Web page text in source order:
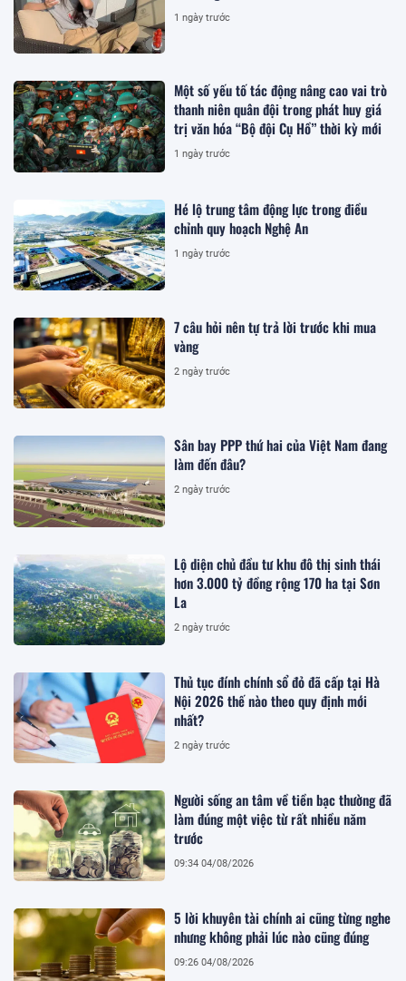
1 ngày trước
Một số yếu tố tác động nâng cao vai trò
thanh niên quân đội trong phát huy giá
trị văn hóa “Bộ đội Cụ Hồ” thời kỳ mới
1 ngày trước
Hé lộ trung tâm động lực trong điều
chỉnh quy hoạch Nghệ An
1 ngày trước
7 câu hỏi nên tự trả lời trước khi mua
vàng
2 ngày trước
Sân bay PPP thứ hai của Việt Nam đang
làm đến đâu?
2 ngày trước
Lộ diện chủ đầu tư khu đô thị sinh thái
hơn 3.000 tỷ đồng rộng 170 ha tại Sơn
La
2 ngày trước
Thủ tục đính chính sổ đỏ đã cấp tại Hà
Nội 2026 thế nào theo quy định mới
nhất?
2 ngày trước
Người sống an tâm về tiền bạc thường đã
làm đúng một việc từ rất nhiều năm
trước
09:34 04/08/2026
5 lời khuyên tài chính ai cũng từng nghe
nhưng không phải lúc nào cũng đúng
09:26 04/08/2026